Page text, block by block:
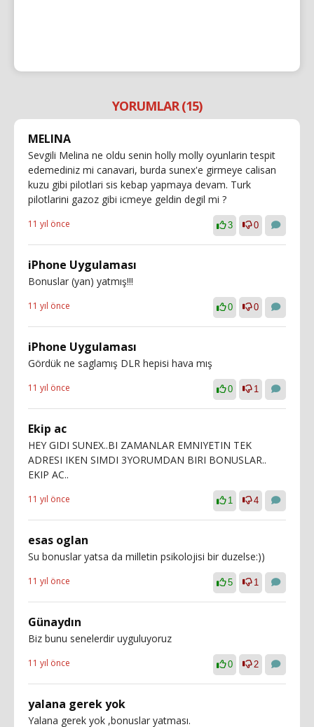
YORUMLAR (15)
MELINA
Sevgili Melina ne oldu senin holly molly oyunlarin tespit
edemediniz mi canavari, burda sunex'e girmeye calisan
kuzu gibi pilotlari sis kebap yapmaya devam. Turk
pilotlarini gazoz gibi icmeye geldin degil mi ?
11 yıl önce 3 0
iPhone Uygulaması
Bonuslar (yan) yatmış!!!
11 yıl önce 0 0
iPhone Uygulaması
Gördük ne saglamış DLR hepisi hava mış
11 yıl önce 0 1
Ekip ac
HEY GIDI SUNEX..BI ZAMANLAR EMNIYETIN TEK
ADRESI IKEN SIMDI 3YORUMDAN BIRI BONUSLAR..
EKIP AC..
11 yıl önce 1 4
esas oglan
Su bonuslar yatsa da milletin psikolojisi bir duzelse:))
11 yıl önce 5 1
Günaydın
Biz bunu senelerdir uyguluyoruz
11 yıl önce 0 2
yalana gerek yok
Yalana gerek yok ,bonuslar yatması.